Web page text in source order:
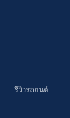
รีวิวรถยนต์